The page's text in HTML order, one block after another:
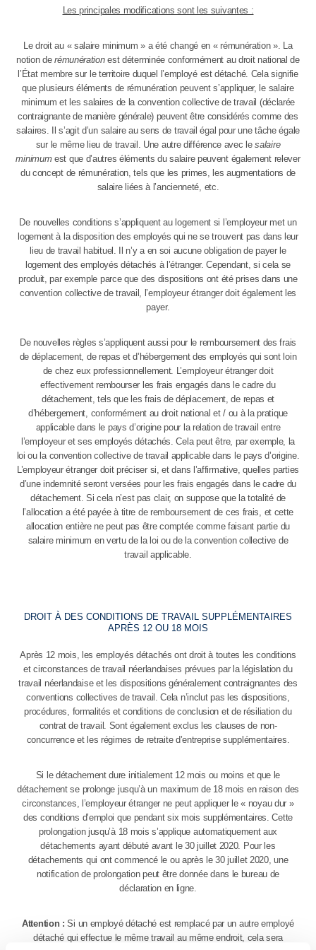
Les principales modifications sont les suivantes :
Le droit au « salaire minimum » a été changé en « rémunération ». La
notion derémunérationest déterminée conformément au droit national de
l’État membre sur le territoire duquel l’employé est détaché. Cela signifie
que plusieurs éléments de rémunération peuvent s’appliquer, le salaire
minimum et les salaires de la convention collective de travail (déclarée
contraignante de manière générale) peuvent être considérés comme des
salaires. Il s’agit d’un salaire au sens de travail égal pour une tâche égale
sur le même lieu de travail. Une autre différence avec lesalaire
minimumest que d’autres éléments du salaire peuvent également relever
du concept de rémunération, tels que les primes, les augmentations de
salaire liées à l’ancienneté, etc.
De nouvelles conditions s’appliquent au logement si l’employeur met un
logement à la disposition des employés qui ne se trouvent pas dans leur
lieu de travail habituel. Il n’y a en soi aucune obligation de payer le
logement des employés détachés à l’étranger. Cependant, si cela se
produit, par exemple parce que des dispositions ont été prises dans une
convention collective de travail, l’employeur étranger doit également les
payer.
De nouvelles règles s’appliquent aussi pour le remboursement des frais
de déplacement, de repas et d’hébergement des employés qui sont loin
de chez eux professionnellement. L’employeur étranger doit
effectivement rembourser les frais engagés dans le cadre du
détachement, tels que les frais de déplacement, de repas et
d’hébergement, conformément au droit national et / ou à la pratique
applicable dans le pays d’origine pour la relation de travail entre
l’employeur et ses employés détachés. Cela peut être, par exemple, la
loi ou la convention collective de travail applicable dans le pays d’origine.
L’employeur étranger doit préciser si, et dans l’affirmative, quelles parties
d’une indemnité seront versées pour les frais engagés dans le cadre du
détachement. Si cela n’est pas clair, on suppose que la totalité de
l’allocation a été payée à titre de remboursement de ces frais, et cette
allocation entière ne peut pas être comptée comme faisant partie du
salaire minimum en vertu de la loi ou de la convention collective de
travail applicable.
DROIT À DES CONDITIONS DE TRAVAIL SUPPLÉMENTAIRES
APRÈS 12 OU 18 MOIS
Après 12 mois, les employés détachés ont droit à toutes les conditions
et circonstances de travail néerlandaises prévues par la législation du
travail néerlandaise et les dispositions généralement contraignantes des
conventions collectives de travail. Cela n’inclut pas les dispositions,
procédures, formalités et conditions de conclusion et de résiliation du
contrat de travail. Sont également exclus les clauses de non-
concurrence et les régimes de retraite d’entreprise supplémentaires.
Si le détachement dure initialement 12 mois ou moins et que le
détachement se prolonge jusqu’à un maximum de 18 mois en raison des
circonstances, l’employeur étranger ne peut appliquer le « noyau dur »
des conditions d’emploi que pendant six mois supplémentaires. Cette
prolongation jusqu’à 18 mois s’applique automatiquement aux
détachements ayant débuté avant le 30 juillet 2020. Pour les
détachements qui ont commencé le ou après le 30 juillet 2020, une
notification de prolongation peut être donnée dans le bureau de
déclaration en ligne.
Attention :Si un employé détaché est remplacé par un autre employé
détaché qui effectue le même travail au même endroit, cela sera